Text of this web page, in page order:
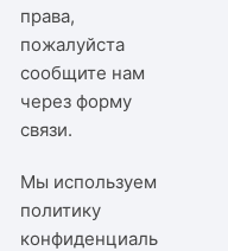
права,
пожалуйста
сообщите нам
черезформу
связи.
Мы используем
политику
конфиденциаль